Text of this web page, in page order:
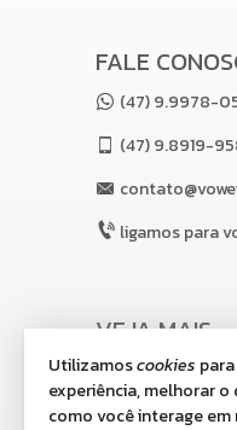
FALE
(47) 9.9978-
(47)9.8919-
ligamos para
VEJA MAIS
receba nosso
indicadores
Utilizamoscookies
experiência, melhorar
como você interage